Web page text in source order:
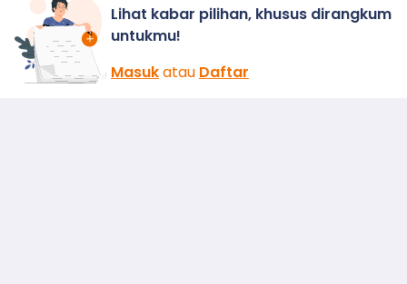
Lihat kabar pilihan, khusus dirangkum
untukmu!
Masukatau Daftar